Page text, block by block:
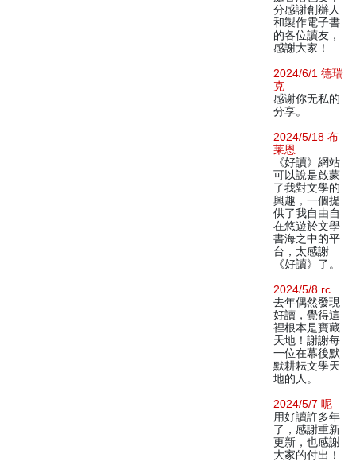
分感謝創辦人
和製作電子書
的各位讀友，
感謝大家！
2024/6/1 德瑞
克
感谢你无私的
分享。
2024/5/18 布
莱恩
《好讀》網站
可以說是啟蒙
了我對文學的
興趣，一個提
供了我自由自
在悠遊於文學
書海之中的平
台，太感謝
《好讀》了。
2024/5/8 rc
去年偶然發現
好讀，覺得這
裡根本是寶藏
天地！謝謝每
一位在幕後默
默耕耘文學天
地的人。
2024/5/7 呢
用好讀許多年
了，感謝重新
更新，也感謝
大家的付出！